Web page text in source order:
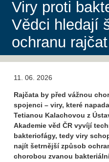
Viry proti
Vědci hledají
ochranu rajčat
11. 06. 2026
Rajčata by před vážnou
spojenci – viry, které
Tetianou Kalachovou z
Akademie věd ČR vyvíjí
bakteriofágy, tedy viry
najít šetrnější způsob
chorobou zvanou